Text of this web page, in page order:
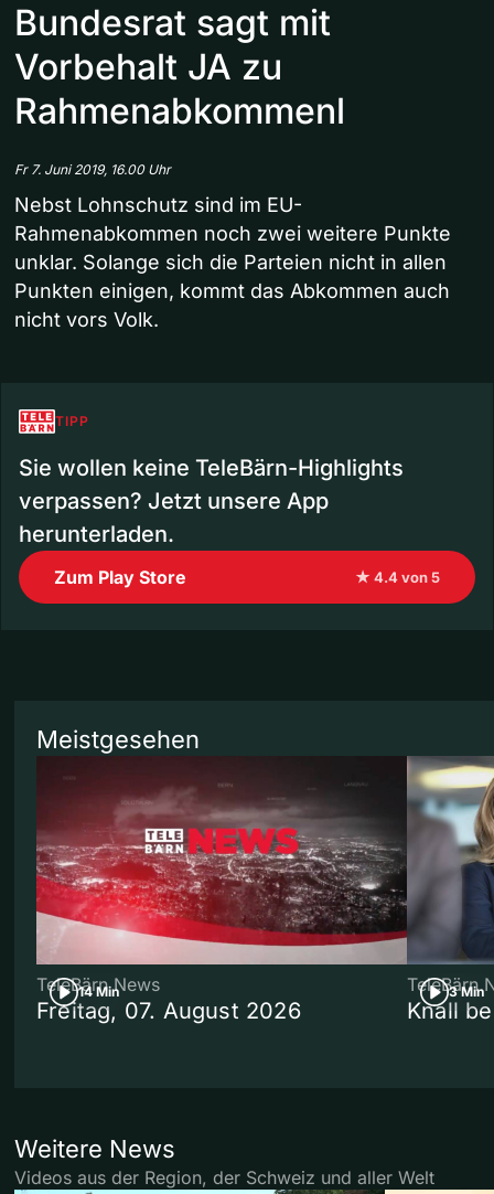
Bundesrat sagt mit
Vorbehalt JA zu
Rahmenabkommenl
Fr 7. Juni 2019, 16.00 Uhr
Nebst Lohnschutz sind im EU-
Rahmenabkommen noch zwei weitere Punkte
unklar. Solange sich die Parteien nicht in allen
Punkten einigen, kommt das Abkommen auch
nicht vors Volk.
TIPP
Sie wollen keine TeleBärn-Highlights
verpassen? Jetzt unsere App
herunterladen.
Zum Play Store ★ 4.4 von 5
Meistgesehen
14 Min
TeleBärn News
Freitag, 07. August 2026
3 Min
TeleBärn
Knall
Weitere News
Videos aus der Region, der Schweiz und aller Welt